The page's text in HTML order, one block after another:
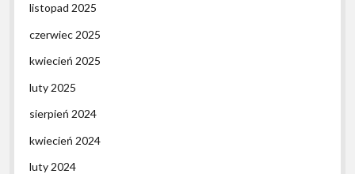
listopad 2025
czerwiec 2025
kwiecień 2025
luty 2025
sierpień 2024
kwiecień 2024
luty 2024